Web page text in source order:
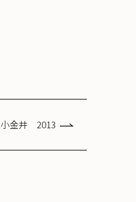
小金井 2013